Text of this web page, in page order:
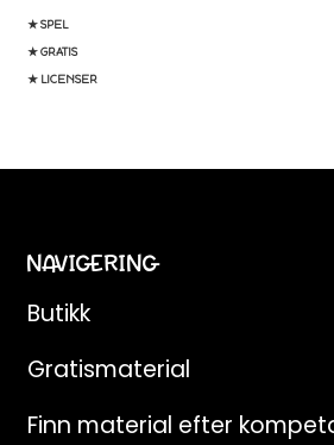
★ SPEL
★ GRATIS
★ LICENSER
NAVIGERING
Butikk
Gratismaterial
Finn material efter